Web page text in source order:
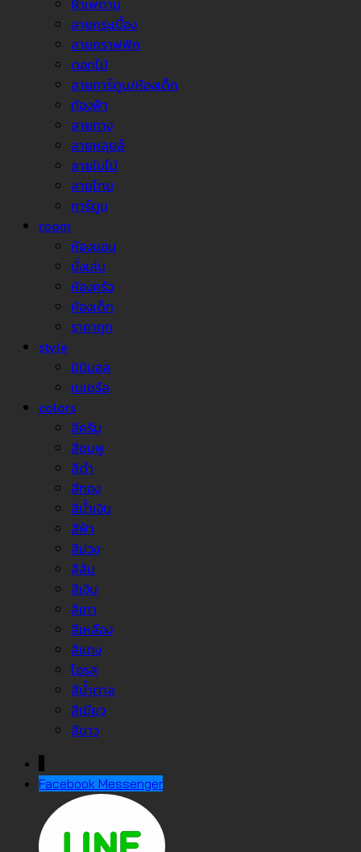
ฝ้าเพดาน
ลายกระเบื้อง
ลายกราฟฟิก
ดอกไม้
ลายการ์ตูน/ห้องเด็ก
ท้องฟ้า
ลายทาง
ลายหลุยส์
ลายใบไม้
ลายไทย
การ์ตูน
room
ห้องนอน
นั่งเล่น
ห้องครัว
ห้องเด็ก
ราคาถูก
style
มินิมอล
เนเชรัล
colors
สีครีม
สีชมพู
สีดำ
สีทอง
สีน้ำเงิน
สีฟ้า
สีม่วง
สีส้ม
สีเงิน
สีเทา
สีเหลือง
สีแดง
โอรส
สีน้ำตาล
สีเขียว
สีขาว
Facebook Messenger